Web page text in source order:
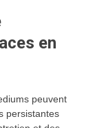
en
peuvent
persistantes